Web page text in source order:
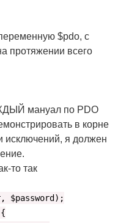
$pdo, с
протяжении всего
мануал по PDO
в корне
исключений, я должен
то так
$password);